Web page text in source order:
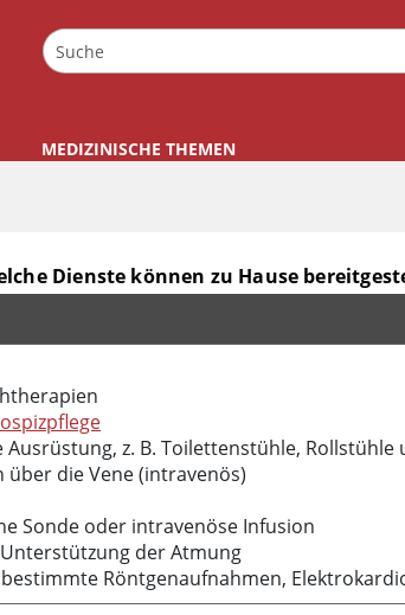
MEDIZINISCHE THEMEN
Dienste können zu Hause
z. B. Toilettenstühle, Rollstühle
über die Vene (intravenös)
Sonde oder intravenöse Infusion
der Atmung
bestimmte Röntgenaufnahmen,